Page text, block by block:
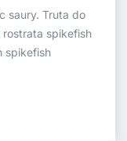
saury. Truta do
rostrata spikefish
spikefish